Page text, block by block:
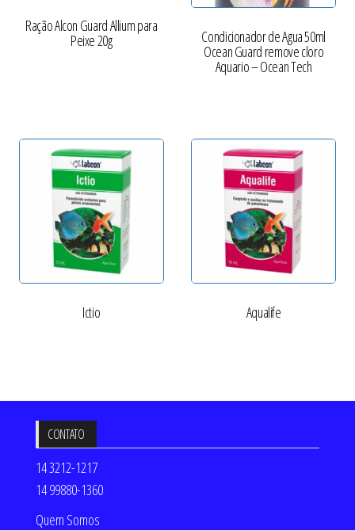
Ração Alcon Guard Allium para
Peixe 20g Condicionador de Agua 50ml
Ocean Guard remove cloro
Aquario – Ocean Tech
Ictio Aqualife
CONTATO
14 3212-1217
14 99880-1360
Quem Somos